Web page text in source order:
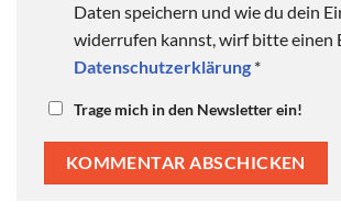
Daten speichern und wie du dein
widerrufen kannst, wirf bitte einen
Datenschutzerklärung *
Trage mich in den Newsletter ein!